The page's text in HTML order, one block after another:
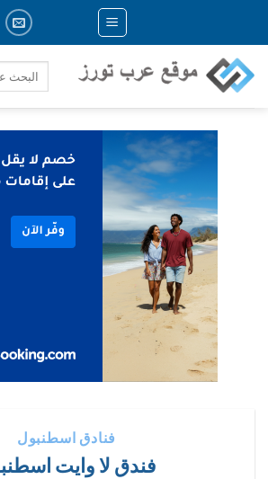
content
فنادق اسطنبول
فندق لا وايت